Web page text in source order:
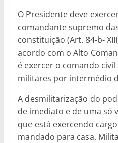
O Presidente deve
comandante supremo
constituição (Art. 84-b-
acordo com o Alto
é exercer o comando
militares por intermédio
A desmilitarização do
de imediato e de uma só
que está exercendo
mandado para casa.